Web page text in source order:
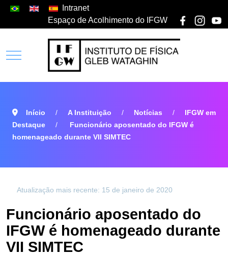
Intranet
Espaço de Acolhimento do IFGW
Início A Instituição Notícias
IFGW em
Destaque
Funcionário aposentado do IFGW é
homenageado durante VII SIMTEC
Atualização mais recente: 15 de janeiro de 2020
Funcionário aposentado do
IFGW é homenageado durante
VII SIMTEC